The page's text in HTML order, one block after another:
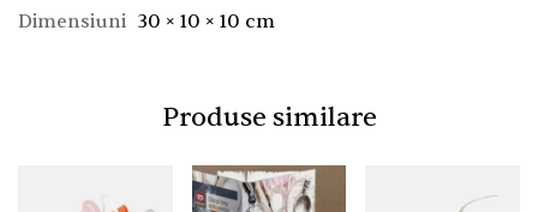
Dimensiuni 30 × 10 × 10 cm
Produse similare